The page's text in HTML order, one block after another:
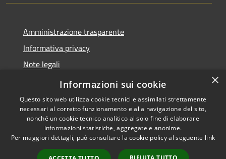
Amministrazione trasparente
Informativa privacy
Note legali
Dichiarazione di accessibilità
Accessibilità
Copyright © 2026 • Comune di
Retorbido • Powered by
Municipium• Accesso
×
Informazioni sui cookie
Questo sito web utilizza cookie tecnici e assimilati strettamente
necessari al corretto funzionamento e alla navigazione del sito,
nonché un cookie tecnico analitico al solo fine di elaborare
informazioni statistiche, aggregate e anonime.
Per maggiori dettagli, può consultare la cookie policy al seguente link